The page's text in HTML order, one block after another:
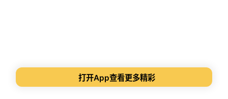
打开App查看更多精彩